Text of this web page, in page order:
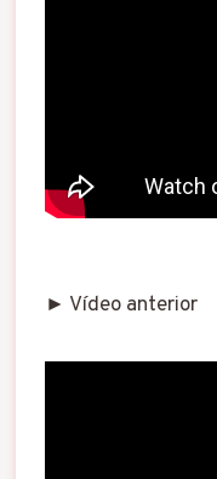
► Vídeo anterior